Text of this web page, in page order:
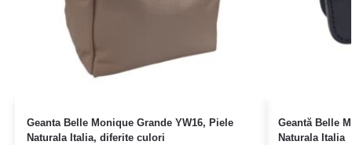
Geanta Belle Monique Grande YW16, Piele
Naturala Italia, diferite culori
Geantă Belle
Naturala Italia